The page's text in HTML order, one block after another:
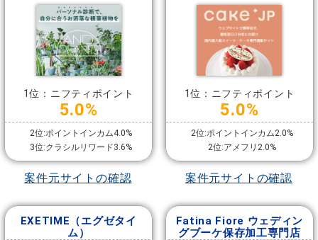
1位：ニフティポイント
5.0%
2位:ポイントインカム4.0%
3位:クラシルリワード3.6%
案件元サイトの確認
1位：ニフティポイント
5.0%
2位:ポイントインカム2.0%
2位:アメフリ2.0%
案件元サイトの確認
EXETIME（エグゼタイ
ム）
Fatina Fiore ウェディン
グブーケ保存加工専門店